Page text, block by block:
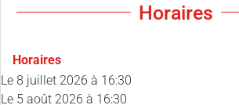
Horaires
Horaires
Le 8 juillet 2026 à 16:30
Le 5 août 2026 à 16:30